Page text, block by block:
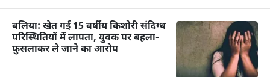
बलिया: खेत गई 15 वर्षीय किशोरी संदिग्ध
परिस्थितियों में लापता, युवक पर बहला-
फुसलाकर ले जाने का आरोप